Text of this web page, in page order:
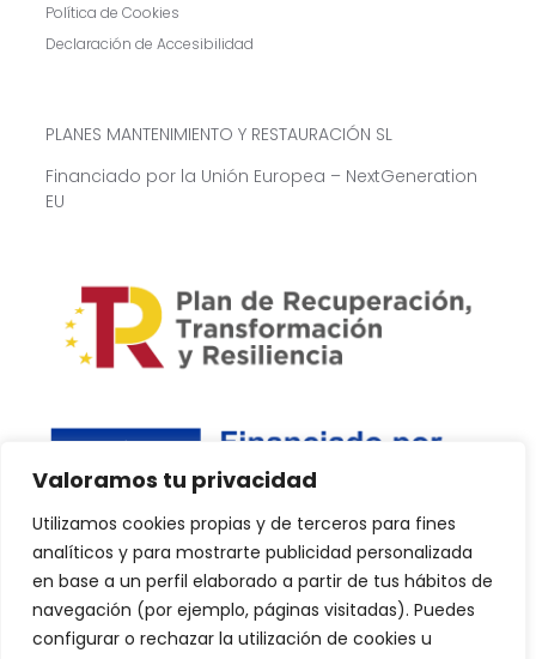
Valoramos tu privacidad
Utilizamos cookies propias y de terceros para fines
analíticos y para mostrarte publicidad personalizada
en base a un perfil elaborado a partir de tus hábitos de
navegación (por ejemplo, páginas visitadas). Puedes
configurar o rechazar la utilización de cookies u
Política de Cookies
Declaración de Accesibilidad
PLANES MANTENIMIENTO Y RESTAURACIÓN SL
Financiado por la Unión Europea – NextGeneration
EU
Copyright © 2024 PlanDPlus. Todos los derechos reservados.